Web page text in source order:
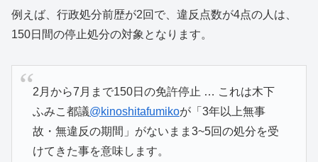
例えば、行政処分前歴が2回で、違反点数が4点の人は、
150日間の停止処分の対象となります。
2月から7月まで150日の免許停止 … これは木下
ふみこ都議@kinoshitafumikoが「3年以上無事
故・無違反の期間」がないまま3~5回の処分を受
けてきた事を意味します。